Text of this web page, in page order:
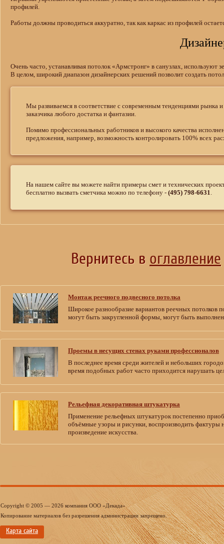
профилей.
Работы должны проводиться аккуратно, так как каркас из профилей
Очень часто, устанавливая потолок «Армстронг» в санузлах,
В целом, широкий диапазон дизайнерских решений позволит создать
Мы развиваемся в соответствие с современным тенденциями
заказчика любого достатка и фантазии.
Помимо профессиональных работников и высокого качества
предложения, например, возможность контролировать 100% всех
На нашем сайте вы можете найти примеры смет и технических
бесплатно вызвать сметчика можно по телефону - (495) 798-6631.
Вернитесь в оглавление
Монтаж реечного подвесного потолка
Широкое разнообразие вариантов реечных потолков
могут быть закругленной формы, могут быть
Проемы в несущих стенах руками профессионалов
В последнее время среди жителей и небольших
время подобных работ часто приходится нарушать
Рельефная декоративная штукатурка
Применение рельефных штукатурок постепенно
объёмные узоры и рисунки, воспроизводить фактуры
произведение искусства.
Copyright © 2005 — 2026 компания ООО «Декада»
Копирование материалов без разрешения администрации запрещено.
Карта сайта